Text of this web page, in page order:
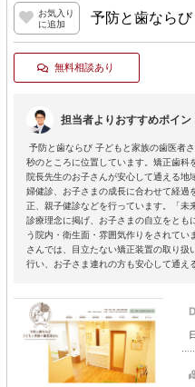
お気入り
に追加
予防と歯なら
無料相談あり
担当者よりおすすめポイン
予防と歯ならび 子どもと家族の歯医者
秒のところに位置しています。矯正歯科
院長先生のお子さんが安心して通える地
婦健診、お子さまの成長に合わせて経過
正、親子健診などを行っています。「未
診療理念に掲げ、お子さまの自立をとも
う院内・衛生面・雰囲気作りをされて
さんでは、目立たない矯正装置の取り
行い、お子さま連れの方も安心して通え